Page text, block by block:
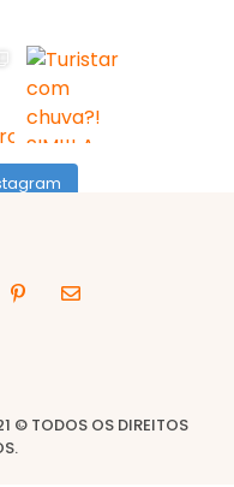
© TODOS OS DIREITOS